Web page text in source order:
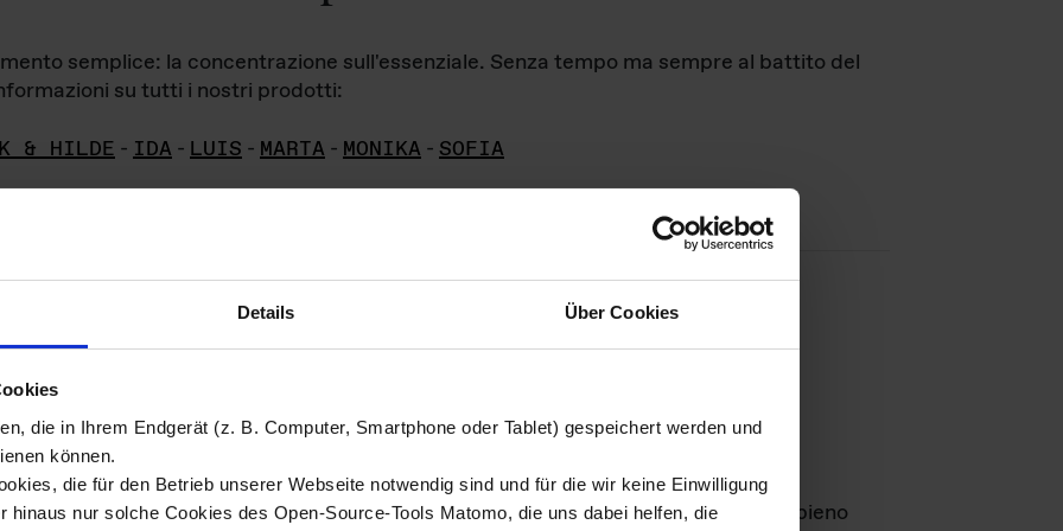
Details Über Cookies
die in Ihrem Endgerät (z. B. Computer, Smartphone oder Tablet) gespeichert werden und
können.
die für den Betrieb unserer Webseite notwendig sind und für die wir keine Einwilligung
hinaus nur solche Cookies des Open-Source-Tools Matomo, die uns dabei helfen, die
semplice: la concentrazione sull'essenziale. Senza tempo ma sempre al battito del
su tutti i nostri prodotti:
& HILDE - IDA - LUIS - MARTA - MONIKA - SOFIA
di immagini
materiale fotografico sono detenuti daDas ganze LebenGmbH e rimangono in pieno